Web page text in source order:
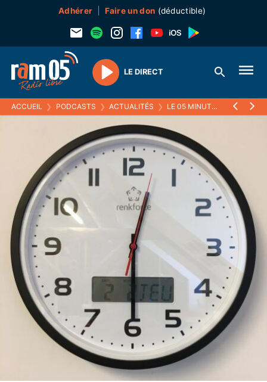
Adhérer Faire un don (déductible)
Play
LE DIRECT
ACCUEIL ❯ PODCASTS ❯ ACTUALITÉS ❯ LE 05 MINUTES 25